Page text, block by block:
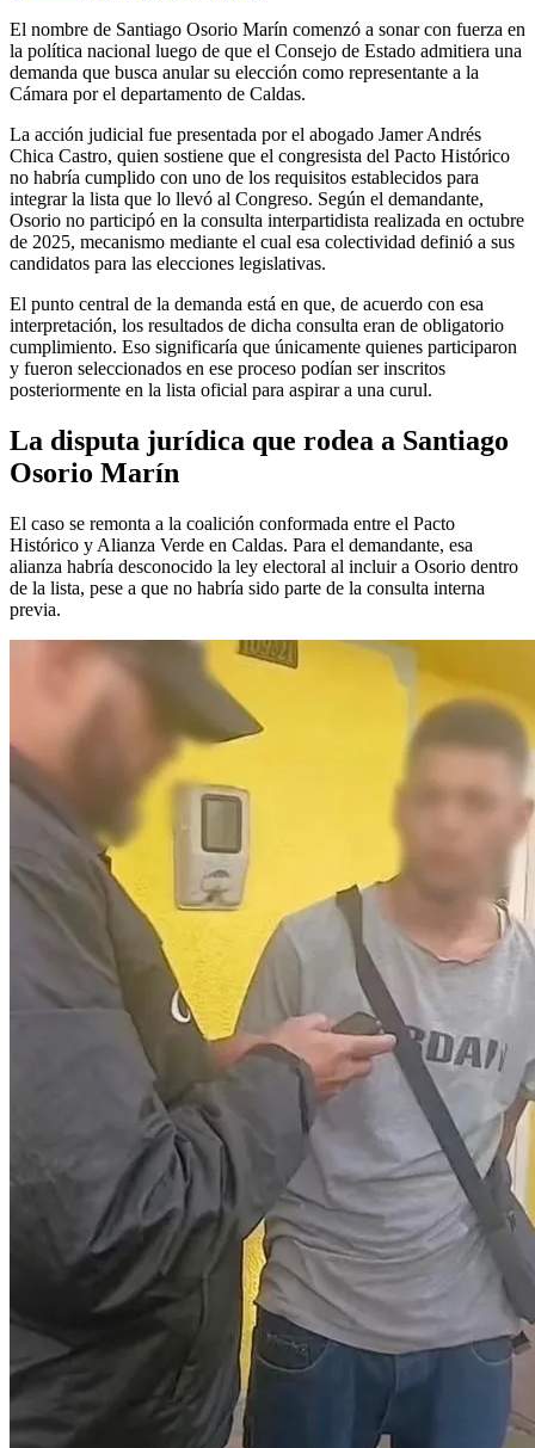
El nombre de Santiago Osorio Marín comenzó a sonar con fuerza en
la política nacional luego de que el Consejo de Estado admitiera una
demanda que busca anular su elección como representante a la
Cámara por el departamento de Caldas.
La acción judicial fue presentada por el abogado Jamer Andrés
Chica Castro, quien sostiene que el congresista del Pacto Histórico
no habría cumplido con uno de los requisitos establecidos para
integrar la lista que lo llevó al Congreso. Según el demandante,
Osorio no participó en la consulta interpartidista realizada en octubre
de 2025, mecanismo mediante el cual esa colectividad definió a sus
candidatos para las elecciones legislativas.
El punto central de la demanda está en que, de acuerdo con esa
interpretación, los resultados de dicha consulta eran de obligatorio
cumplimiento. Eso significaría que únicamente quienes participaron
y fueron seleccionados en ese proceso podían ser inscritos
posteriormente en la lista oficial para aspirar a una curul.
La disputa jurídica que rodea a Santiago
Osorio Marín
El caso se remonta a la coalición conformada entre el Pacto
Histórico y Alianza Verde en Caldas. Para el demandante, esa
alianza habría desconocido la ley electoral al incluir a Osorio dentro
de la lista, pese a que no habría sido parte de la consulta interna
previa.